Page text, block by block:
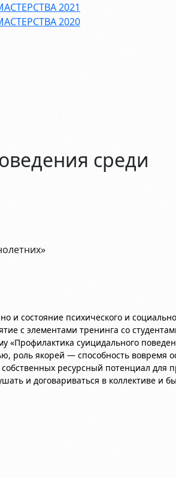
2021
2020
среди
и состояние психического и
с элементами тренинга со
суицидального
роль якорей — способность вовремя
ресурсный потенциал для
и договариваться в коллективе и